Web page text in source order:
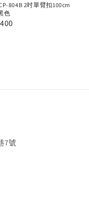
804B 2吋單臂扣100cm
色
7號